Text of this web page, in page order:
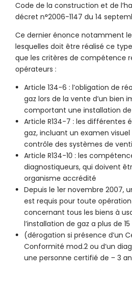
Code de la construction et de
décret n°2006-1147 du 14
Ce dernier énonce notamment
lesquelles doit être réalisé ce
que les critères de compétence
opérateurs :
Article 134-6 : l’obligation de
gaz lors de la vente d’un bien
comportant une installation de
Article R134-7 : les différentes
gaz, incluant un examen
contrôle des systèmes de
Article R134-10 : les
diagnostiqueurs, qui doivent
organisme accrédité
Depuis le 1er novembre 2007,
est requis pour toute
concernant tous les biens à
l’installation de gaz a plus de 15
(dérogation si présence d’un
Conformité mod.2 ou d’un
une personne certifié de – 3